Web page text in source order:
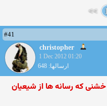
>>
#41
christopher
1 Dec 2012 01:20
ارسالها: 648
که رسانه ها از شیعیان